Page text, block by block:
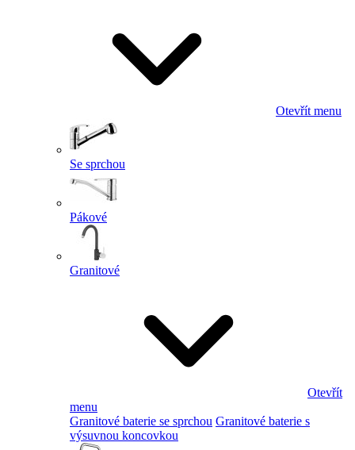
Otevřít menu
Se sprchou
Pákové
Granitové
Otevřít
menu
Granitové baterie se sprchou Granitové baterie s
výsuvnou koncovkou